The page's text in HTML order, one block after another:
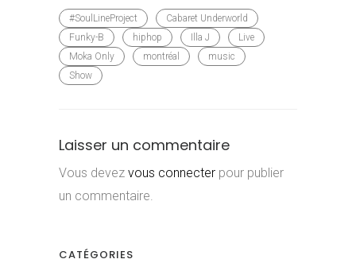
#SoulLineProject
Cabaret Underworld
Funky-B
hiphop Illa J
Live
Moka Only
montréal
music
Show
Laisser un commentaire
Vous devez vous connecter pour publier
un commentaire.
CATÉGORIES